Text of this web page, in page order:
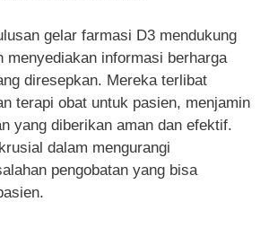
gelar farmasi D3 mendukung
menyediakan informasi berharga
diresepkan. Mereka terlibat
terapi obat untuk pasien, menjamin
yang diberikan aman dan efektif.
dalam mengurangi
pengobatan yang bisa